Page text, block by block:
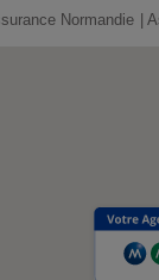
Normandie